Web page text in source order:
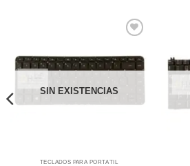
SIN EXISTENCIAS
TECLADOS PARA PORTÁTIL